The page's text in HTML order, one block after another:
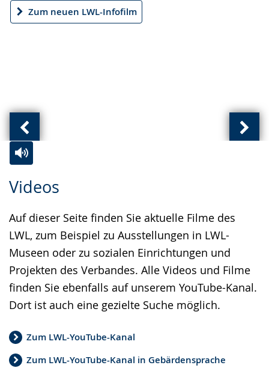
Vorherige
Ansicht:
(
von
Zum neuen LWL-Infofilm
wechseln.
Deutscher
Gebärdensprache
Videos
Auf dieser Seite finden Sie aktuelle Filme des
LWL, zum Beispiel zu Ausstellungen in LWL-
Museen oder zu sozialen Einrichtungen und
Projekten des Verbandes. Alle Videos und Filme
finden Sie ebenfalls auf unserem YouTube-Kanal.
Dort ist auch eine gezielte Suche möglich.
Zum LWL-YouTube-Kanal
Zum LWL-YouTube-Kanal in Gebärdensprache
Leichten
wechseln.
Audio-
Video
Deutscher
Gebärdensprache
wird
angezeigt.